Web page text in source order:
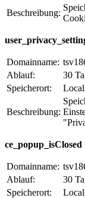
Beschreibung:
Domainname:
Ablauf:
30
Speicherort:
Beschreibung:
ce_popup_isClosed
Domainname:
Ablauf:
30
Speicherort: